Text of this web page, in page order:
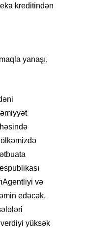
kreditindən
yanaşı,
və
edəcək.
yüksək